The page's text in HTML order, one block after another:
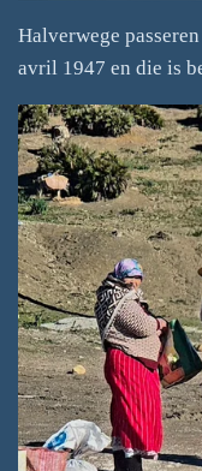
Halverwege
avril 1947 en die is